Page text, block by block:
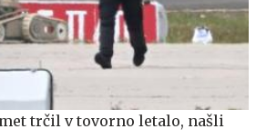
trčil v tovorno letalo, našli